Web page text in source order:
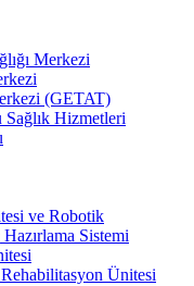
Merkezi
(GETAT)
Sağlık Hizmetleri
ve Robotik
Sistemi
Ünitesi